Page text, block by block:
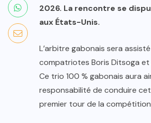
2026. La rencontre se
aux États-Unis.
L’arbitre gabonais sera
compatriotes Boris Ditsoga et
Ce trio 100 % gabonais aura
responsabilité de conduire
premier tour de la